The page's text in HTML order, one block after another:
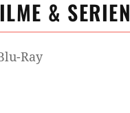
& SERIEN
Ray